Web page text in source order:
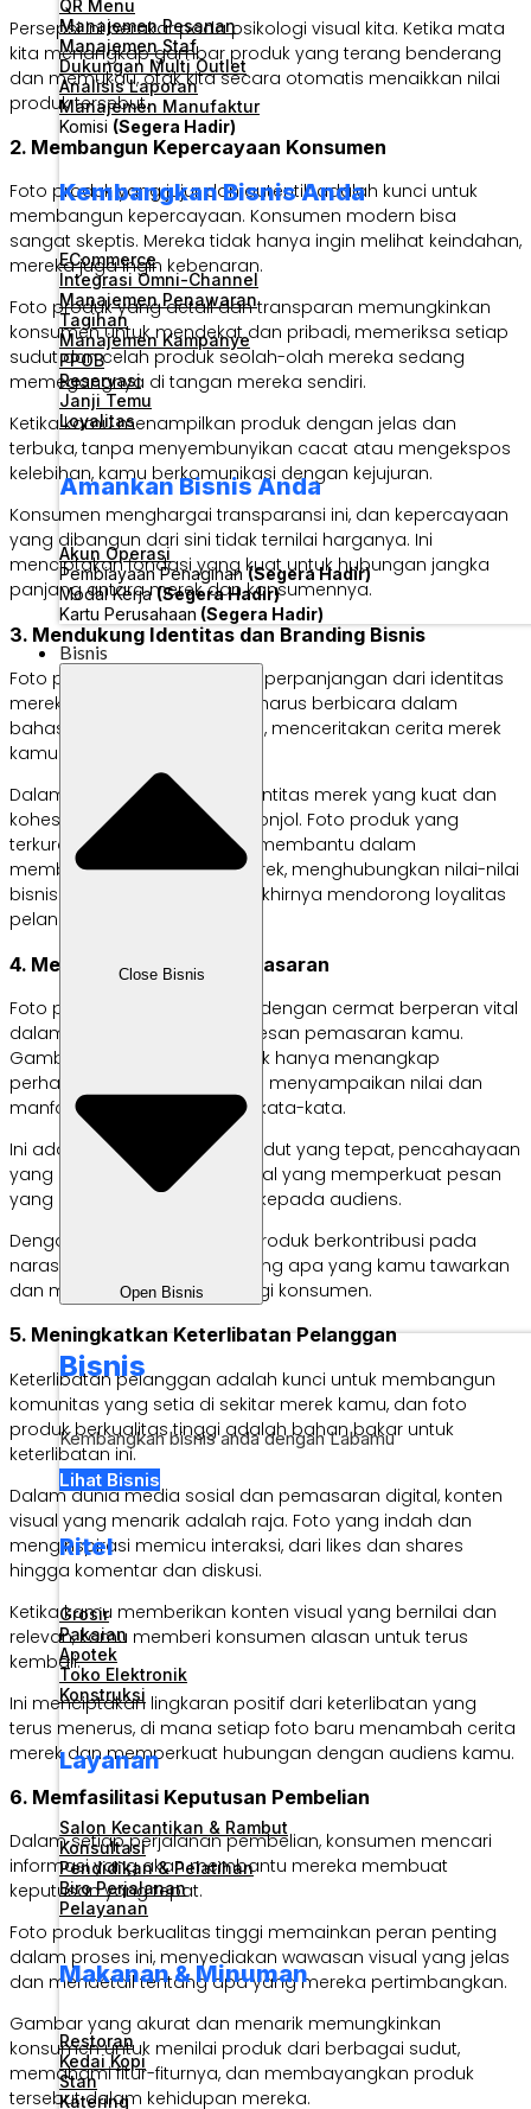
QR Menu
Manajemen Pesanan
Manajemen Staf
Dukungan Multi Outlet
Analisis Laporan
Manajemen Manufaktur
Komisi (Segera Hadir)
Kembangkan Bisnis Anda
ECommerce
Integrasi Omni-Channel
Manajemen Penawaran
Tagihan
Manajemen Kampanye
PPOB
Reservasi
Janji Temu
Loyalitas
Amankan Bisnis Anda
Akun Operasi
Pembiayaan Penagihan(Segera Hadir)
Modal Kerja(Segera Hadir)
Kartu Perusahaan (Segera Hadir)
Bisnis
Close Bisnis
Open Bisnis
Bisnis
Kembangkan bisnis anda dengan Labamu
Lihat Bisnis
Ritel
Grosir
Pakaian
Apotek
Toko Elektronik
Konstruksi
Layanan
Salon Kecantikan & Rambut
Konsultasi
Pendidikan & Pelatihan
Biro Perjalanan
Pelayanan
Makanan & Minuman
Restoran
Kedai Kopi
Stan
Katering
Persepsi ini berakar pada psikologi visual kita. Ketika mata
kita menangkap gambar produk yang terang benderang
dan memukau, otak kita secara otomatis menaikkan nilai
produk tersebut.
2. Membangun Kepercayaan Konsumen
Foto produk yang jujur dan autentik adalah kunci untuk
membangun kepercayaan. Konsumen modern bisa
sangat skeptis. Mereka tidak hanya ingin melihat keindahan,
mereka juga ingin kebenaran.
Foto produk yang detail dan transparan memungkinkan
konsumen untuk mendekat dan pribadi, memeriksa setiap
sudut dan celah produk seolah-olah mereka sedang
memegangnya di tangan mereka sendiri.
Ketika kamu menampilkan produk dengan jelas dan
terbuka, tanpa menyembunyikan cacat atau mengekspos
kelebihan, kamu berkomunikasi dengan kejujuran.
Konsumen menghargai transparansi ini, dan kepercayaan
yang dibangun dari sini tidak ternilai harganya. Ini
menciptakan fondasi yang kuat untuk hubungan jangka
panjang antara merek dan konsumennya.
3. Mendukung Identitas dan Branding Bisnis
Foto produk juga merupakan perpanjangan dari identitas
merek kamu. Setiap gambar harus berbicara dalam
bahasa visual yang konsisten, menceritakan cerita merek
kamu dengan setiap piksel.
Dalam lautan persaingan, identitas merek yang kuat dan
kohesif membuat kamu menonjol. Foto produk yang
terkurasi dengan baik dapat membantu dalam
membangun pengakuan merek, menghubungkan nilai-nilai
bisnis dengan audiens, dan akhirnya mendorong loyalitas
pelanggan.
4. Memperkuat Pesan Pemasaran
Foto produk yang dirancang dengan cermat berperan vital
dalam mengomunikasikan pesan pemasaran kamu.
Gambar yang memukau tidak hanya menangkap
perhatian tetapi juga mampu menyampaikan nilai dan
manfaat produk tanpa perlu kata-kata.
Ini adalah tentang memilih sudut yang tepat, pencahayaan
yang sesuai, dan elemen visual yang memperkuat pesan
yang ingin kamu sampaikan kepada audiens.
Dengan cara ini, setiap foto produk berkontribusi pada
narasi yang lebih besar tentang apa yang kamu tawarkan
dan mengapa itu penting bagi konsumen.
5. Meningkatkan Keterlibatan Pelanggan
Keterlibatan pelanggan adalah kunci untuk membangun
komunitas yang setia di sekitar merek kamu, dan foto
produk berkualitas tinggi adalah bahan bakar untuk
keterlibatan ini.
Dalam dunia media sosial dan pemasaran digital, konten
visual yang menarik adalah raja. Foto yang indah dan
menginspirasi memicu interaksi, dari likes dan shares
hingga komentar dan diskusi.
Ketika kamu memberikan konten visual yang bernilai dan
relevan, kamu memberi konsumen alasan untuk terus
kembali.
Ini menciptakan lingkaran positif dari keterlibatan yang
terus menerus, di mana setiap foto baru menambah cerita
merek dan memperkuat hubungan dengan audiens kamu.
6. Memfasilitasi Keputusan Pembelian
Dalam setiap perjalanan pembelian, konsumen mencari
informasi yang akan membantu mereka membuat
keputusan yang tepat.
Foto produk berkualitas tinggi memainkan peran penting
dalam proses ini, menyediakan wawasan visual yang jelas
dan mendetail tentang apa yang mereka pertimbangkan.
Gambar yang akurat dan menarik memungkinkan
konsumen untuk menilai produk dari berbagai sudut,
memahami fitur-fiturnya, dan membayangkan produk
tersebut dalam kehidupan mereka.